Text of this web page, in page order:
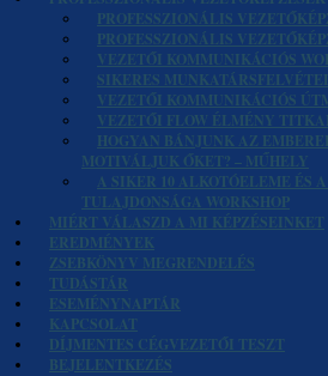
PROFESSZIONÁLIS
PROFESSZIONÁLIS
VEZETŐI KOMMUNIKÁCIÓS
SIKERES
VEZETŐI KOMMUNIKÁCIÓS
VEZETŐI FLOW ÉLMÉNY
HOGYAN BÁNJUNK AZ
MOTIVÁLJUK ŐKET? – MŰHELY
A SIKER 10 ALKOTÓELEME ÉS
TULAJDONSÁGA WORKSHOP
MIÉRT VÁLASZD A MI KÉPZÉSEINKET
EREDMÉNYEK
ZSEBKÖNYV MEGRENDELÉS
TUDÁSTÁR
ESEMÉNYNAPTÁR
KAPCSOLAT
DÍJMENTES CÉGVEZETŐI TESZT
BEJELENTKEZÉS